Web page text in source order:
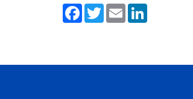
Facebook
TwitterEmail